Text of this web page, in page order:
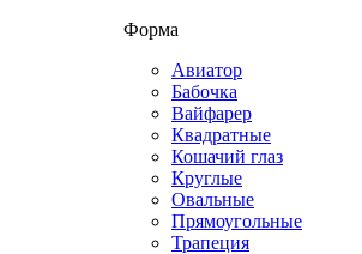
Форма
Авиатор
Бабочка
Вайфарер
Квадратные
Кошачий глаз
Круглые
Овальные
Прямоугольные
Трапеция